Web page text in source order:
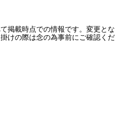
掲載時点での情報です。変更とな
けの際は念の為事前にご確認くだ